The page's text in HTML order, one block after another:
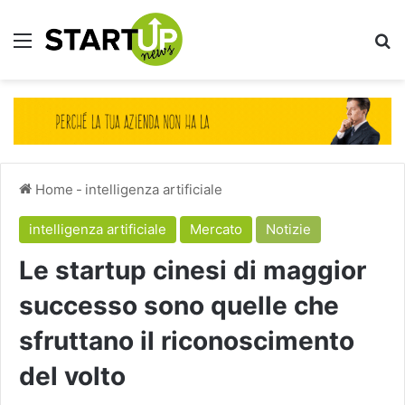
Menu
Home - intelligenza artificiale
intelligenza artificiale Mercato Notizie
Le startup cinesi di maggior
successo sono quelle che
sfruttano il riconoscimento
del volto